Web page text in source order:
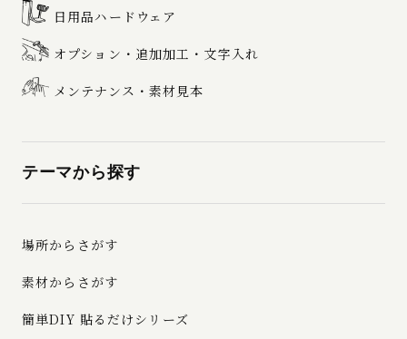
日用品ハードウェア
オプション・追加加工・文字入れ
メンテナンス・素材見本
テーマから探す
場所からさがす
素材からさがす
簡単DIY 貼るだけシリーズ